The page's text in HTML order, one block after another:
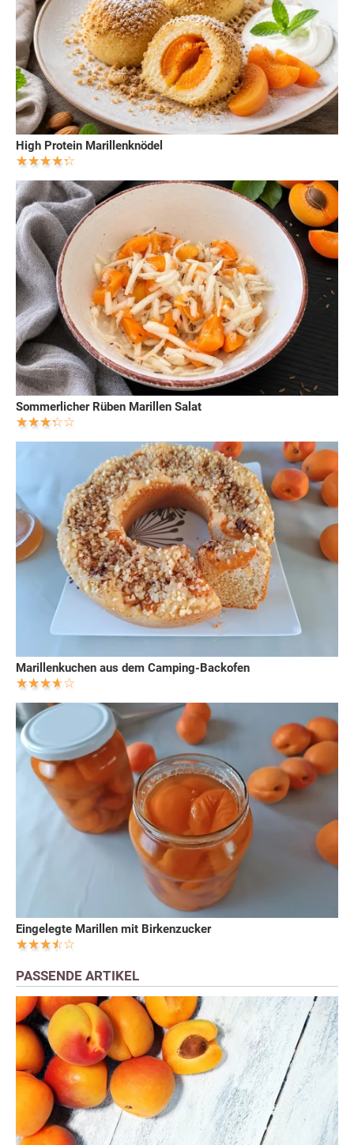
High Protein Marillenknödel
Sommerlicher Rüben Marillen Salat
Marillenkuchen aus dem Camping-Backofen
Eingelegte Marillen mit Birkenzucker
PASSENDE ARTIKEL